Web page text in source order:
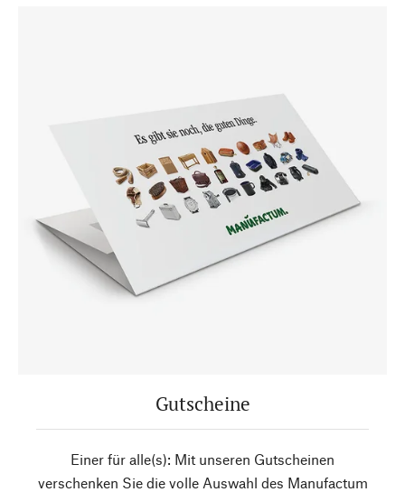
Gutscheine
Einer für alle(s): Mit unseren Gutscheinen
verschenken Sie die volle Auswahl des Manufactum